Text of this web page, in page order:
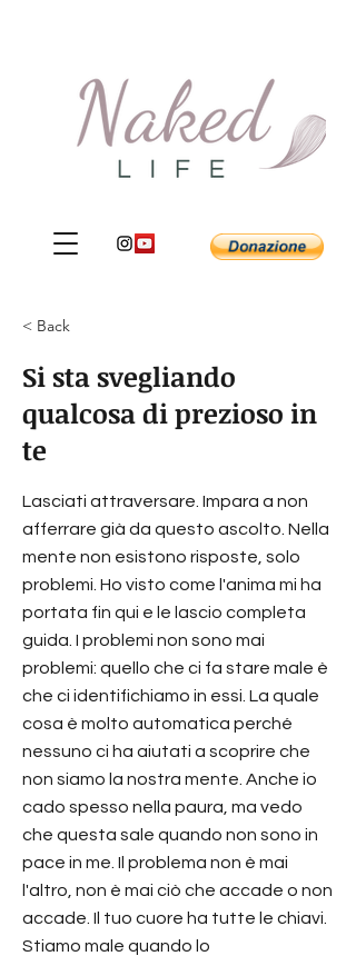
< Back
Si sta svegliando
qualcosa di prezioso in
te
Lasciati attraversare. Impara a non
afferrare già da questo ascolto. Nella
mente non esistono risposte, solo
problemi. Ho visto come l'anima mi ha
portata fin qui e le lascio completa
guida. I problemi non sono mai
problemi: quello che ci fa stare male è
che ci identifichiamo in essi. La quale
cosa è molto automatica perché
nessuno ci ha aiutati a scoprire che
non siamo la nostra mente. Anche io
cado spesso nella paura, ma vedo
che questa sale quando non sono in
pace in me. Il problema non è mai
l'altro, non è mai ciò che accade o non
accade. Il tuo cuore ha tutte le chiavi.
Stiamo male quando lo